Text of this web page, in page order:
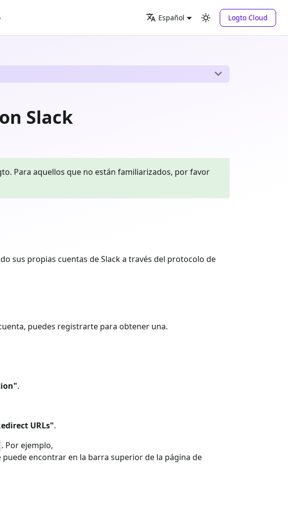
Español Logto Cloud
Slack
Para aquellos que no están familiarizados, por favor
sus propias cuentas de Slack a través del protocolo de
puedes registrarte para obtener una.
.
URLs".
. Por ejemplo,
puede encontrar en la barra superior de la página de